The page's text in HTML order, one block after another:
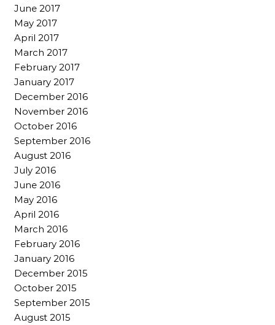
June 2017
May 2017
April 2017
March 2017
February 2017
January 2017
December 2016
November 2016
October 2016
September 2016
August 2016
July 2016
June 2016
May 2016
April 2016
March 2016
February 2016
January 2016
December 2015
October 2015
September 2015
August 2015